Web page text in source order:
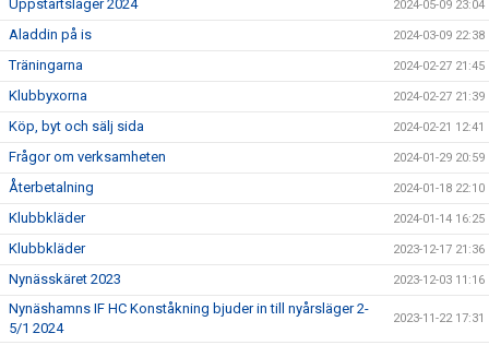
Uppstartsläger 2024 2024-05-09 23:04
Aladdin på is 2024-03-09 22:38
Träningarna 2024-02-27 21:45
Klubbyxorna 2024-02-27 21:39
Köp, byt och sälj sida 2024-02-21 12:41
Frågor om verksamheten 2024-01-29 20:59
Återbetalning 2024-01-18 22:10
Klubbkläder 2024-01-14 16:25
Klubbkläder 2023-12-17 21:36
Nynässkäret 2023 2023-12-03 11:16
Nynäshamns IF HC Konståkning bjuder in till nyårsläger 2-
5/1 2024
2023-11-22 17:31